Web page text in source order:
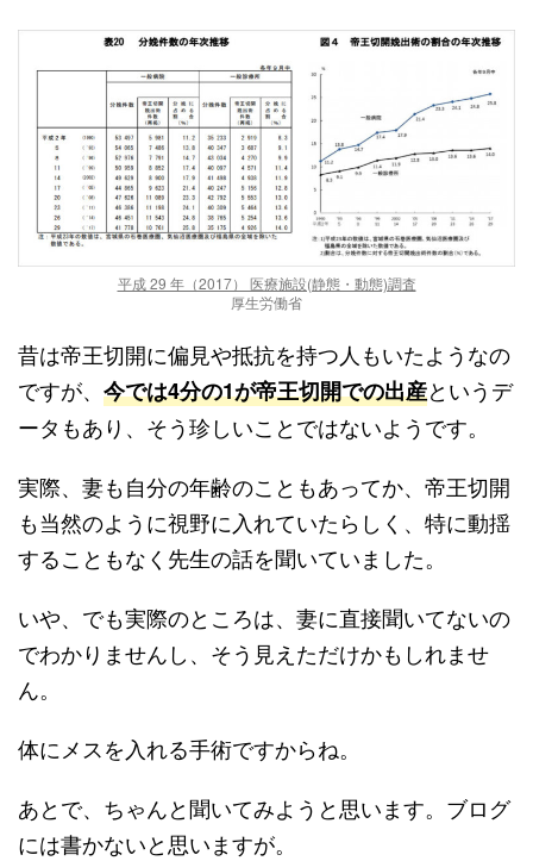
平成 29 年（2017） 医療施設(静態・動態)調査
厚生労働省
昔は帝王切開に偏見や抵抗を持つ人もいたようなの
ですが、 今では4分の1が帝王切開での出産というデ
ータもあり、そう珍しいことではないようです。
実際、妻も自分の年齢のこともあってか、帝王切開
も当然のように視野に入れていたらしく、特に動揺
することもなく先生の話を聞いていました。
いや、でも実際のところは、妻に直接聞いてないの
でわかりませんし、そう見えただけかもしれませ
ん。
体にメスを入れる手術ですからね。
あとで、ちゃんと聞いてみようと思います。ブログ
には書かないと思いますが。